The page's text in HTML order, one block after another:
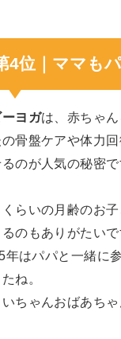
4位｜ママも
ヨガは、赤ちゃ
の骨盤ケアや体力
るのが人気の秘密で
くらいの月齢のお
のもありがたいで
年はパパと一緒に
ね。
いちゃんおばあち